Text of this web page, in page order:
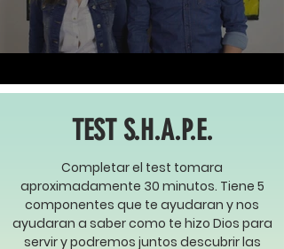
TEST S.H.A.P.E.
Completar el test tomara
aproximadamente 30 minutos. Tiene 5
componentes que te ayudaran y nos
ayudaran a saber como te hizo Dios para
servir y podremos juntos descubrir las